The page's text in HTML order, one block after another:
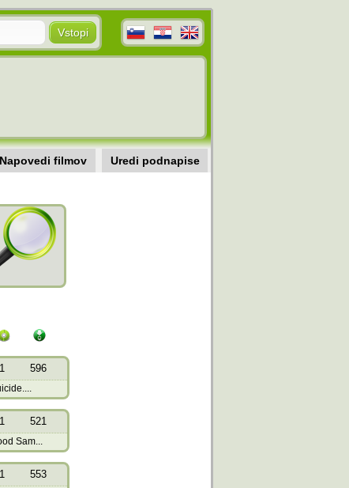
Napovedi filmov Uredi podnapise
1 596
1 521
Sam...
1 553